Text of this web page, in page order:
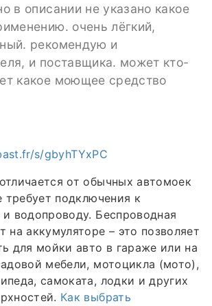
в описании не указано какое
очень лёгкий,
рекомендую и
и поставщика. может кто-
какое моющее средство
s/gbyhTYxPC
от обычных автомоек
требует подключения к
и водопроводу. Беспроводная
на аккумуляторе – это позволяет
для мойки авто в гараже или на
мебели, мотоцикла (мото),
самоката, лодки и других
Как выбрать